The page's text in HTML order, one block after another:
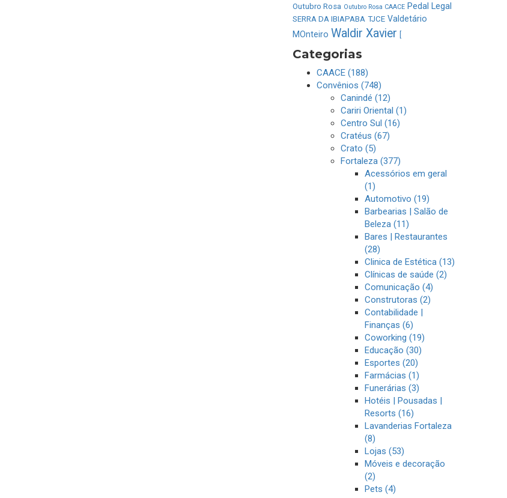
Outubro Rosa Outubro Rosa CAACE Pedal Legal
SERRA DA IBIAPABA TJCE Valdetário
MOnteiro Waldir Xavier
Categorias
CAACE (188)
Convênios (748)
Canindé (12)
Cariri Oriental (1)
Centro Sul (16)
Cratéus (67)
Crato (5)
Fortaleza (377)
Acessórios em geral
(1)
Automotivo (19)
Barbearias | Salão de
Beleza (11)
Bares | Restaurantes
(28)
Clinica de Estética (13)
Clínicas de saúde (2)
Comunicação (4)
Construtoras (2)
Contabilidade |
Finanças (6)
Coworking (19)
Educação (30)
Esportes (20)
Farmácias (1)
Funerárias (3)
Hotéis | Pousadas |
Resorts (16)
Lavanderias Fortaleza
(8)
Lojas (53)
Móveis e decoração
(2)
Pets (4)